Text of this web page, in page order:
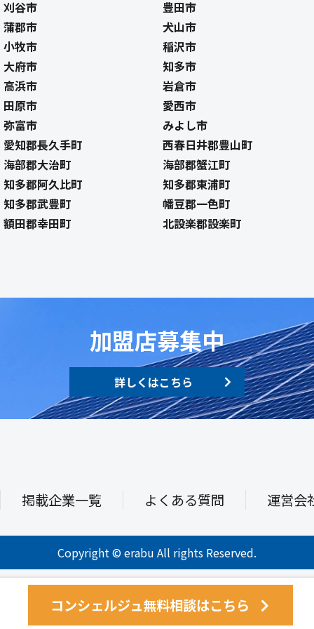
刈谷市
豊田市
蒲郡市
犬山市
小牧市
稲沢市
大府市
知多市
高浜市
岩倉市
田原市
愛西市
弥富市
みよし市
愛知郡長久手町
西春日井郡豊山町
海部郡大治町
海部郡蟹江町
知多郡阿久比町
知多郡東浦町
知多郡武豊町
幡豆郡一色町
額田郡幸田町
北設楽郡設楽町
加盟店募集中
詳しくはこちら
掲載企業一覧 よくある質問 運営会
Copyright © erabu All rights Reserved.
コンシェルジュ無料相談はこちら